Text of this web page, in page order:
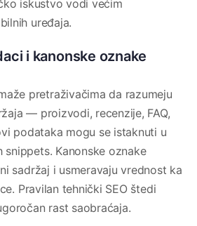
iskustvo vodi većim
uređaja.
i kanonske oznake
pretraživačima da razumeju
— proizvodi, recenzije, FAQ,
podataka mogu se istaknuti u
snippets. Kanonske oznake
sadržaj i usmeravaju vrednost ka
Pravilan tehnički SEO štedi
rast saobraćaja.